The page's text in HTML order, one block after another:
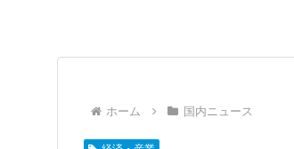
ホーム 国内ニュース